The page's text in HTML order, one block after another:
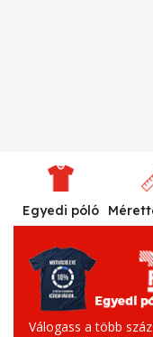
Egyedi póló
Válogass a több